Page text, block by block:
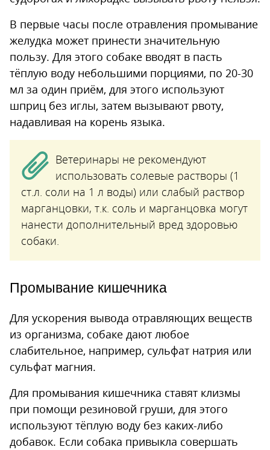
В первые часы после отравления промывание
желудка может принести значительную
пользу. Для этого собаке вводят в пасть
тёплую воду небольшими порциями, по 20-30
мл за один приём, для этого используют
шприц без иглы, затем вызывают рвоту,
надавливая на корень языка.
Ветеринары не рекомендуют
использовать солевые растворы (1
ст.л. соли на 1 л воды) или слабый раствор
марганцовки, т.к. соль и марганцовка могут
нанести дополнительный вред здоровью
собаки.
Промывание кишечника
Для ускорения вывода отравляющих веществ
из организма, собаке дают любое
слабительное, например, сульфат натрия или
сульфат магния.
Для промывания кишечника ставят клизмы
при помощи резиновой груши, для этого
используют тёплую воду без каких-либо
добавок. Если собака привыкла совершать